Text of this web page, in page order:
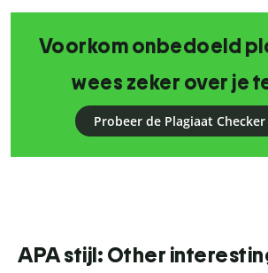
Voorkom onbedoeld
wees zeker over je
Probeer de Plagiaat
APA stijl: Other